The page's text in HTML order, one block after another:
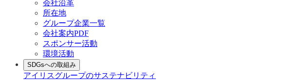
会社沿革
所在地
グループ企業一覧
会社案内PDF
スポンサー活動
環境活動
SDGsへの取組み
アイリスグループのサステナビリティ